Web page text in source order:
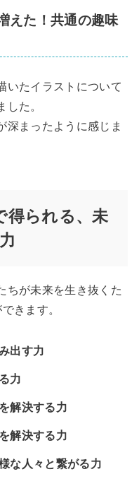
えた！共通の趣味
いたイラストについて
した。
深まったように感じま
得られる、未
ちが未来を生き抜くた
きます。
出す力
力
解決する力
解決する力
な人々と繋がる力